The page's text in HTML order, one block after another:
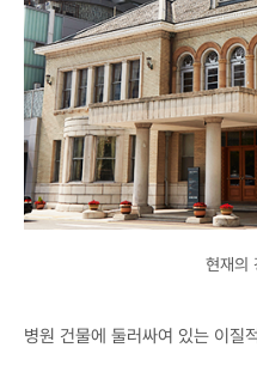
현재의
병원 건물에 둘러싸여 있는 이질